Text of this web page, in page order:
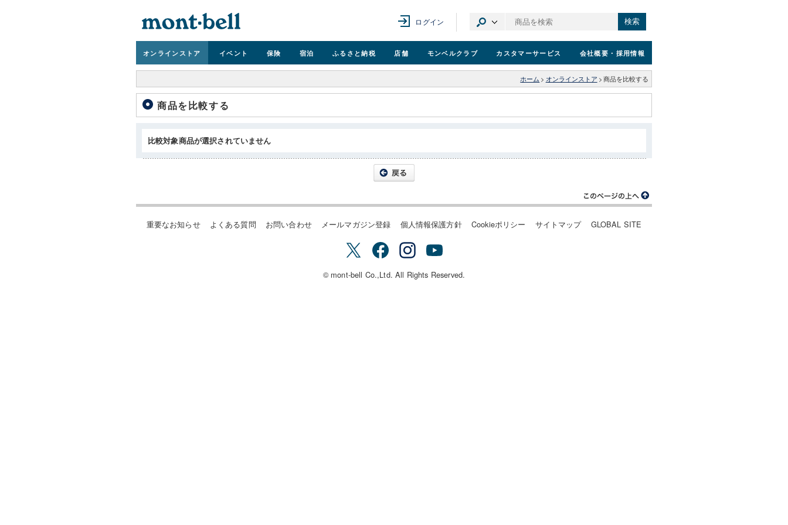
ログイン 検索
オンラインストア イベント 保険 宿泊 ふるさと納税 店舗 モンベルクラブ カスタマーサービス 会社概要 ・採用情報
ホーム > オンラインストア > 商品を比較する
商品を比較する
比較対象商品が選択されていません
重要なお知らせ よくある質問 お問い合わせ メールマガジン登録 個人情報保護方針 Cookieポリシー サイトマップ GLOBAL SITE
© mont-bell Co.,Ltd. All Rights Reserved.